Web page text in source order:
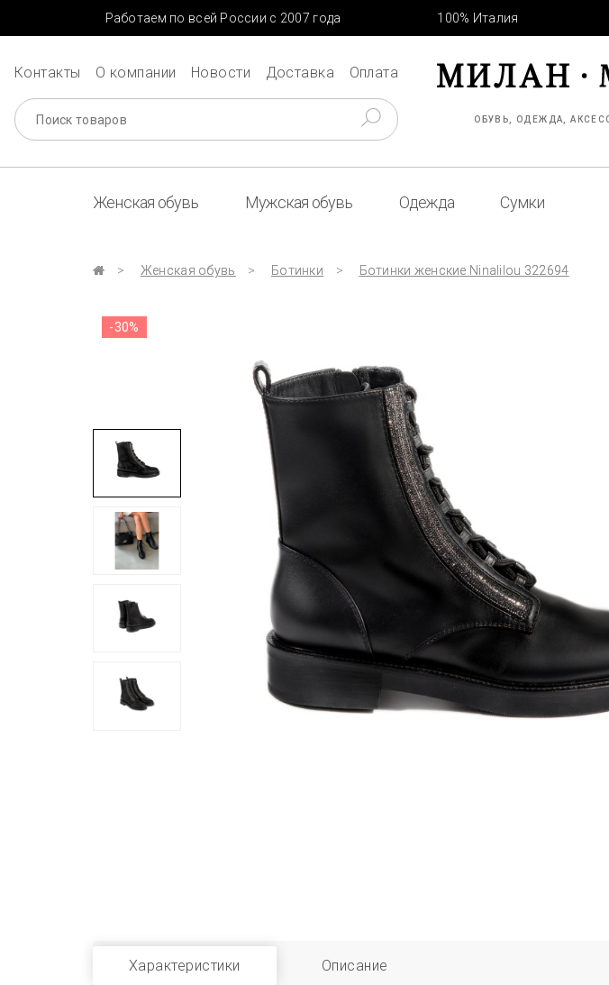
Работаем по всей России с 2007 года 100% Италия
Контакты О компании Новости Доставка Оплата
ОБУВЬ, ОДЕЖДА,
Женская обувь Мужская обувь Одежда Сумки
Женская обувь Ботинки Ботинки женские Ninalilou 322694
-30%
Характеристики Описание